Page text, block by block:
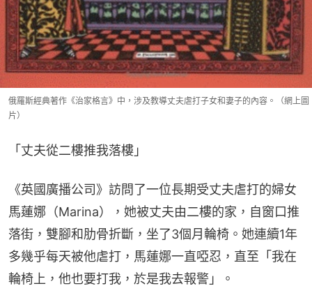
俄羅斯經典著作《治家格言》中，涉及教導丈夫虐打子女和妻子的內容。（網上圖
片）
「丈夫從二樓推我落樓」
《英國廣播公司》訪問了一位長期受丈夫虐打的婦女
馬蓮娜（Marina），她被丈夫由二樓的家，自窗口推
落街，雙腳和肋骨折斷，坐了3個月輪椅。她連續1年
多幾乎每天被他虐打，馬蓮娜一直啞忍，直至「我在
輪椅上，他也要打我，於是我去報警」。